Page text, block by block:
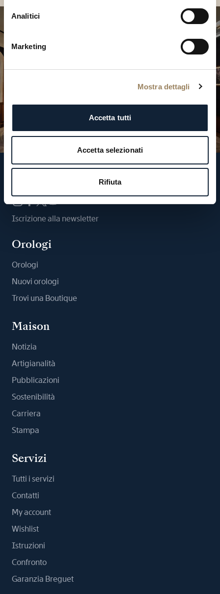
Analitici
Marketing
Mostra dettagli
Accetta tutti
Accetta selezionati
Rifiuta
Iscrizione alla newsletter
Orologi
Orologi
Nuovi orologi
Trovi una Boutique
Maison
Notizia
Artigianalità
Pubblicazioni
Sostenibilità
Carriera
Stampa
Servizi
Tutti i servizi
Contatti
My account
Wishlist
Istruzioni
Confronto
Garanzia Breguet